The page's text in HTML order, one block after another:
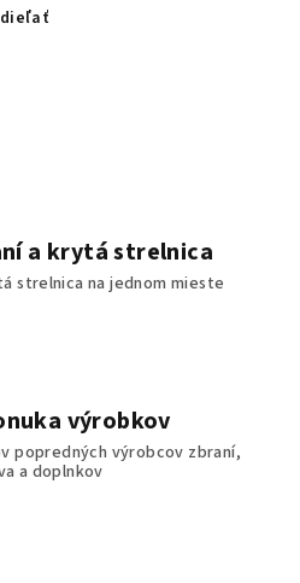
a krytá strelnica
strelnica na jednom mieste
výrobkov
popredných výrobcov zbraní,
a doplnkov